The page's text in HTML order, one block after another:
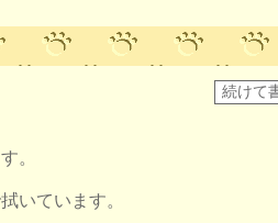
。
いています。